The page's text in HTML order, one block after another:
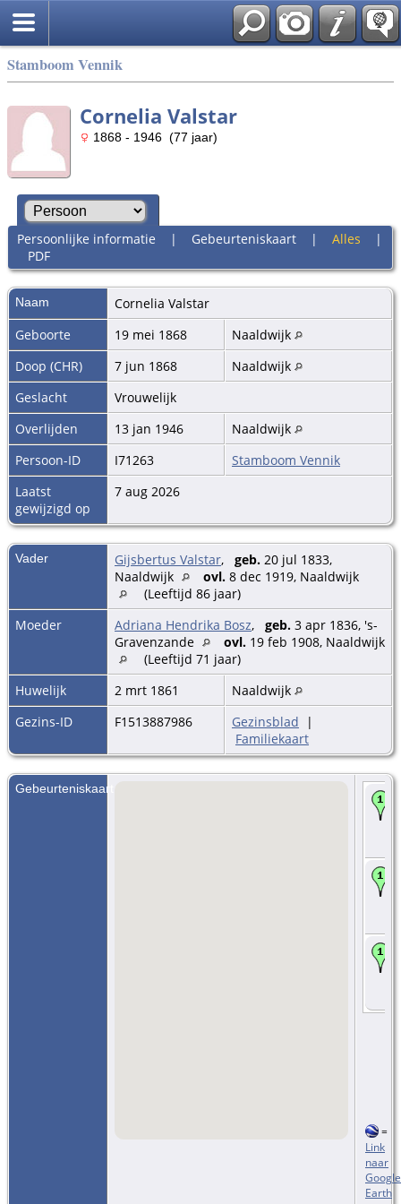
Stamboom Vennik
Cornelia Valstar
1868 - 1946 (77 jaar)
Persoonlijke informatie | Gebeurteniskaart| Alles |
PDF
Naam Cornelia Valstar
Geboorte
19 mei 1868
Naaldwijk
Doop (CHR)
7 jun 1868
Naaldwijk
Geslacht
Vrouwelijk
Overlijden
13 jan 1946
Naaldwijk
Persoon-ID
I71263
Stamboom Vennik
Laatst
gewijzigd op
7 aug 2026
Vader Gijsbertus Valstar, geb. 20 jul 1833,
Naaldwijk
ovl. 8 dec 1919, Naaldwijk
(Leeftijd 86 jaar)
Moeder
Adriana Hendrika Bosz, geb. 3 apr 1836, 's-
Gravenzande
ovl. 19 feb 1908, Naaldwijk
(Leeftijd 71 jaar)
Huwelijk
2 mrt 1861
Naaldwijk
Gezins-ID
F1513887986 Gezinsblad |
Familiekaart
Gebeurteniskaart
=
Link
naar
Google
Earth